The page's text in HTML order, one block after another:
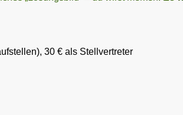
30 € als Stellvertreter